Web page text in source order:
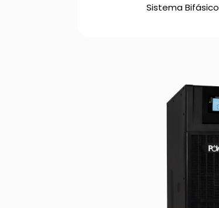
Sistema Bifásico